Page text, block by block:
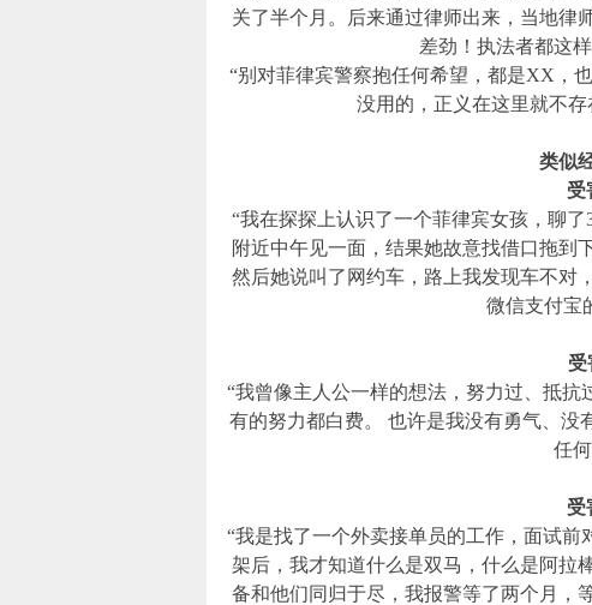
关了半个月。后来通过律师出来，当地律
差劲！执法者都这
“别对菲律宾警察抱任何希望，都是XX，
没用的，正义在这里就不
类似
受
“我在探探上认识了一个菲律宾女孩，聊
附近中午见一面，结果她故意找借口拖到
然后她说叫了网约车，路上我发现车不对
微信支付宝
受
“我曾像主人公一样的想法，努力过、抵
有的努力都白费。 也许是我没有勇气、没
任
受
“我是找了一个外卖接单员的工作，面试
架后，我才知道什么是双马，什么是阿拉
备和他们同归于尽，我报警等了两个月，